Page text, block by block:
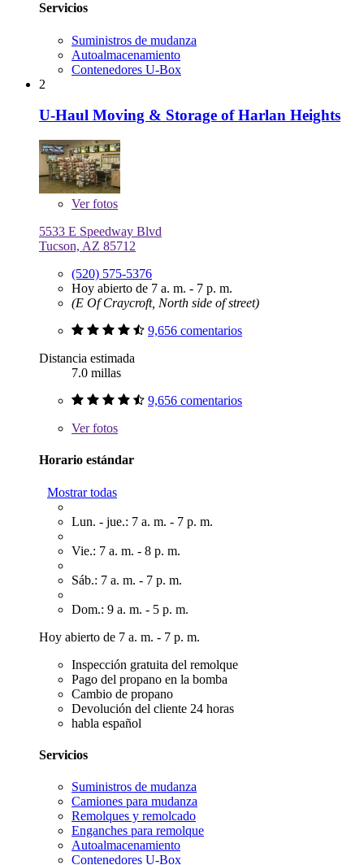
Servicios
Suministros de mudanza
Autoalmacenamiento
Contenedores U-Box
2
U-Haul Moving & Storage of Harlan Heights
Verfotos
5533 E Speedway Blvd
Tucson, AZ 85712
(520) 575-5376
Hoy abierto de 7 a. m. - 7 p. m.
(E Of Craycroft, North side of street)
9,656 comentarios
Distancia estimada
7.0 millas
9,656 comentarios
Verfotos
Horario estándar
Mostrar todas
Lun. - jue.: 7 a. m. - 7 p. m.
Vie.: 7 a. m. - 8 p. m.
Sáb.: 7 a. m. - 7 p. m.
Dom.: 9 a. m. - 5 p. m.
Hoy abierto de 7 a. m. - 7 p. m.
Inspección gratuita del remolque
Pago del propano en la bomba
Cambio de propano
Devolución del cliente 24 horas
habla español
Servicios
Suministros de mudanza
Camiones para mudanza
Remolques y remolcado
Enganches para remolque
Autoalmacenamiento
Contenedores U-Box